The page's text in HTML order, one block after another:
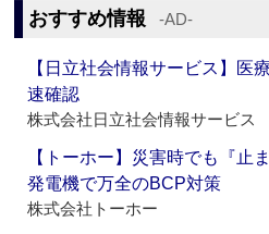
おすすめ情報 ‐AD‐
【日立社会情報サービス】医
速確認
株式会社日立社会情報サービス
【トーホー】災害時でも『
発電機で万全のBCP対策
株式会社トーホー